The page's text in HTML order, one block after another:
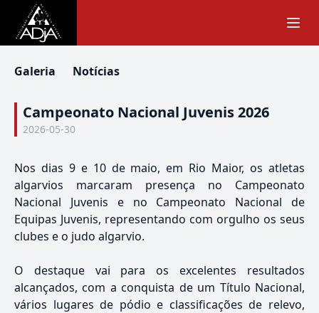
Galeria Notícias
Campeonato Nacional Juvenis 2026
2026-05-30
Nos dias 9 e 10 de maio, em Rio Maior, os atletas
algarvios marcaram presença no Campeonato
Nacional Juvenis e no Campeonato Nacional de
Equipas Juvenis, representando com orgulho os seus
clubes e o judo algarvio.
O destaque vai para os excelentes resultados
alcançados, com a conquista de um Título Nacional,
vários lugares de pódio e classificações de relevo,